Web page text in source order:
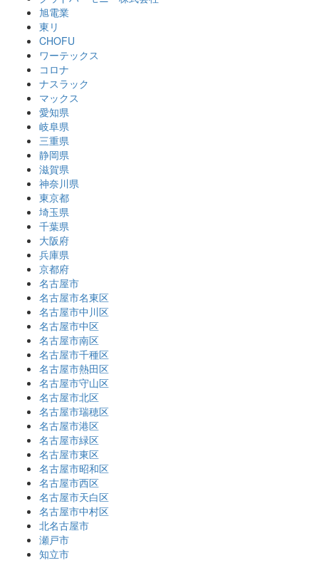
旭電業
東リ
CHOFU
ワーテックス
コロナ
ナスラック
マックス
愛知県
岐阜県
三重県
静岡県
滋賀県
神奈川県
東京都
埼玉県
千葉県
大阪府
兵庫県
京都府
名古屋市
名古屋市名東区
名古屋市中川区
名古屋市中区
名古屋市南区
名古屋市千種区
名古屋市熱田区
名古屋市守山区
名古屋市北区
名古屋市瑞穂区
名古屋市港区
名古屋市緑区
名古屋市東区
名古屋市昭和区
名古屋市西区
名古屋市天白区
名古屋市中村区
北名古屋市
瀬戸市
知立市